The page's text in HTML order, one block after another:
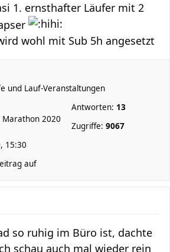
1. ernsthafter Läufer mit 2
wohl mit Sub 5h angesetzt
und Lauf-Veranstaltungen
Marathon 2020
Antworten: 13
Zugriffe: 9067
15:30
auf
so ruhig im Büro ist, dachte
schau auch mal wieder rein